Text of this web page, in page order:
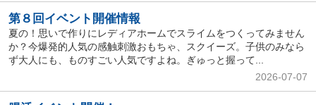
第８回イベント開催情報
夏の！思いで作りにレディアホームでスライムをつくってみません
か？今爆発的人気の感触刺激おもちゃ、スクイーズ。子供のみなら
ず大人にも、ものすごい人気ですよね。ぎゅっと握って...
2026-07-07